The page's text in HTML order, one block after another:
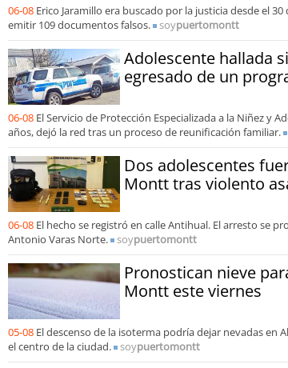
06-08 Erico Jaramillo era buscado por la justicia desde el
emitir 109 documentos falsos.
soypuertomontt
Adolescente hallada
egresado de un
06-08 El Servicio de Protección Especializada a la Niñez y
años, dejó la red tras un proceso de reunificación familiar.
Dos adolescentes
Montt tras violento
06-08 El hecho se registró en calle Antihual. El arresto se
Antonio Varas Norte.
soypuertomontt
Pronostican nieve
Montt este viernes
05-08 El descenso de la isoterma podría dejar nevadas en
el centro de la ciudad.
soypuertomontt